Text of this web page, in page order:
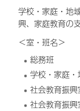
学校・家庭・地
興、家庭教育の
＜室・班名＞
総務班
学校・家庭
社会教育振
社会教育振